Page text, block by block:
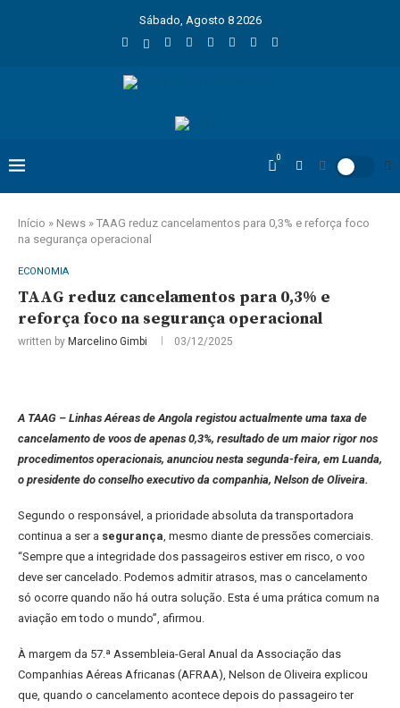
Sábado, Agosto 8 2026
0
Início » News » TAAG reduz cancelamentos para 0,3% e reforça foco
na segurança operacional
ECONOMIA
TAAG reduz cancelamentos para 0,3% e
reforça foco na segurança operacional
written by Marcelino Gimbi 03/12/2025
A TAAG – Linhas Aéreas de Angola registou actualmente uma taxa de
cancelamento de voos de apenas 0,3%, resultado de um maior rigor nos
procedimentos operacionais, anunciou nesta segunda-feira, em Luanda,
o presidente do conselho executivo da companhia, Nelson de Oliveira.
Segundo o responsável, a prioridade absoluta da transportadora
continua a ser a segurança, mesmo diante de pressões comerciais.
“Sempre que a integridade dos passageiros estiver em risco, o voo
deve ser cancelado. Podemos admitir atrasos, mas o cancelamento
só ocorre quando não há outra solução. Esta é uma prática comum na
aviação em todo o mundo”, afirmou.
À margem da 57.ª Assembleia-Geral Anual da Associação das
Companhias Aéreas Africanas (AFRAA), Nelson de Oliveira explicou
que, quando o cancelamento acontece depois do passageiro ter